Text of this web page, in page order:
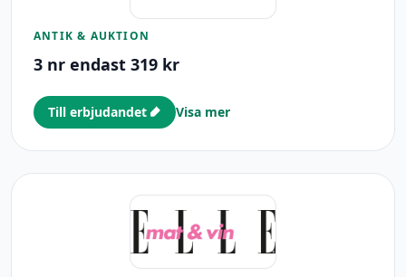
ANTIK & AUKTION
3 nr endast 319 kr
Till erbjudandet Visa mer